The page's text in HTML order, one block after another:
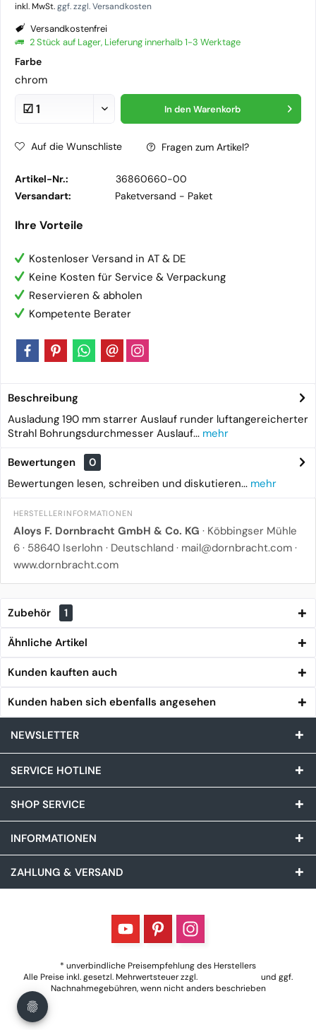
inkl. MwSt.ggf. zzgl. Versandkosten
Versandkostenfrei
2 Stück auf Lager, Lieferung innerhalb 1-3 Werktage
Farbe
chrom
In den Warenkorb
Auf die Wunschliste Fragen zum Artikel?
Artikel-Nr.:
36860660-00
Versandart:
Paketversand - Paket
Ihre Vorteile
Kostenloser Versand in AT & DE
Keine Kosten für Service & Verpackung
Reservieren & abholen
Kompetente Berater
Beschreibung
Ausladung 190 mm starrer Auslauf runder luftangereicherter
Strahl Bohrungsdurchmesser Auslauf... mehr
Bewertungen
0
Bewertungen lesen, schreiben und diskutieren... mehr
HERSTELLERINFORMATIONEN
Aloys F. Dornbracht GmbH & Co. KG · Köbbingser Mühle
6 · 58640 Iserlohn · Deutschland · mail@dornbracht.com ·
www.dornbracht.com
Zubehör 1
Ähnliche Artikel
Kunden kauften auch
Kunden haben sich ebenfalls angesehen
NEWSLETTER
SERVICE HOTLINE
SHOP SERVICE
INFORMATIONEN
ZAHLUNG & VERSAND
* unverbindliche Preisempfehlung des Herstellers
Alle Preise inkl. gesetzl. Mehrwertsteuer zzgl.
und ggf.
Nachnahmegebühren, wenn nicht anders beschrieben